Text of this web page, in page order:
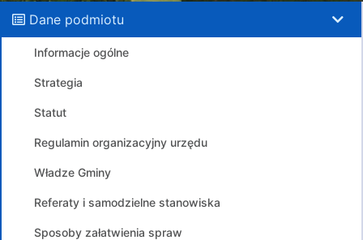
Dane podmiotu
Informacje ogólne
Strategia
Statut
Regulamin organizacyjny urzędu
Władze Gminy
Referaty i samodzielne stanowiska
Sposoby załatwienia spraw